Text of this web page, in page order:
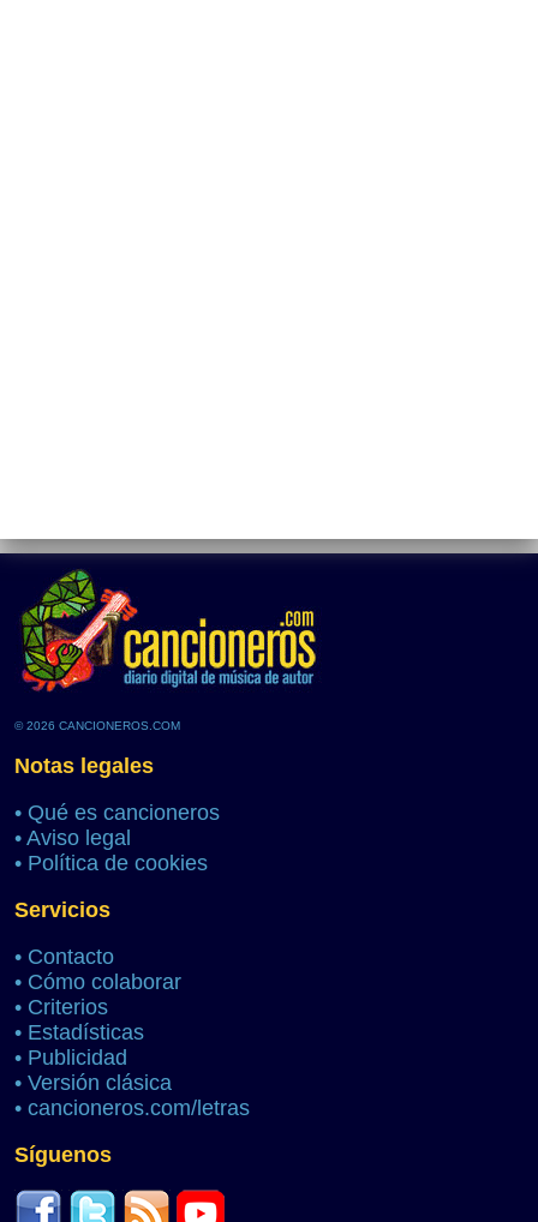
© 2026 CANCIONEROS.COM
Notas legales
• Qué es cancioneros
• Aviso legal
• Política de cookies
Servicios
• Contacto
• Cómo colaborar
• Criterios
• Estadísticas
• Publicidad
• Versión clásica
• cancioneros.com/letras
Síguenos